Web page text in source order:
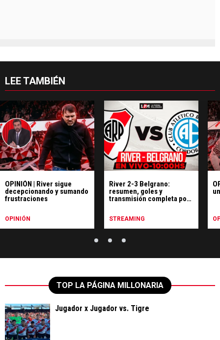
LEE TAMBIÉN
OPINIÓN | River sigue
decepcionando y sumando
frustraciones
OPINIÓN
River 2-3 Belgrano:
resumen, goles y
transmisión completa por
STREAMING
TOP LA PÁGINA MILLONARIA
Jugador x Jugador vs. Tigre